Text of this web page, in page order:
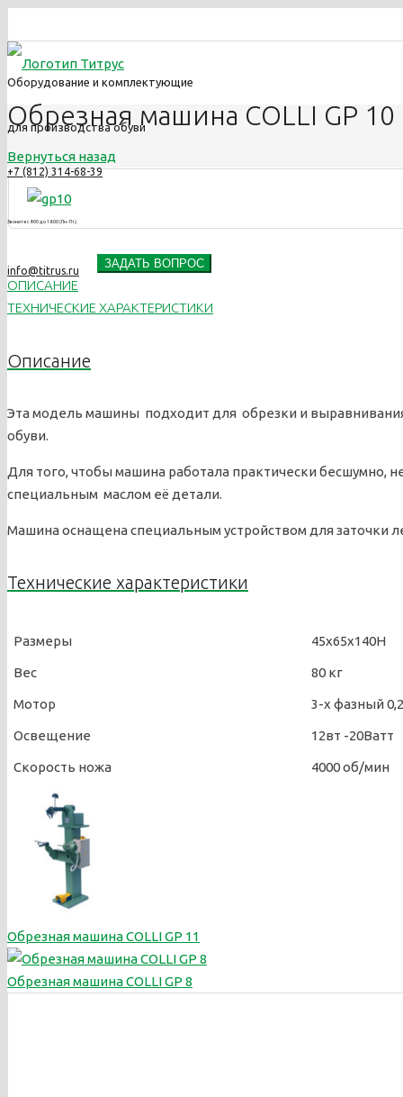
Оборудование и комплектующие
для производства обуви
+7 (812) 314-68-39
Звоните с 9:00 до 18:00 (Пн.-Пт.)
info@titrus.ru
Обрезная машина COLLI GP 10
Вернуться назад
ЗАДАТЬ ВОПРОС
ОПИСАНИЕ
ТЕХНИЧЕСКИЕ ХАРАКТЕРИСТИКИ
Описание
Эта модель машины подходит для обрезки и
обуви.
Для того, чтобы машина работала практически бесшумно,
специальным маслом её детали.
Машина оснащена специальным устройством для заточки
Технические характеристики
Размеры 45х65х140Н
Вес 80 кг
Мотор 3-х фазный
Освещение 12вт -20Ватт
Скорость ножа 4000 об/мин
Обрезная машина COLLI GP 11
Обрезная машина COLLI GP 8